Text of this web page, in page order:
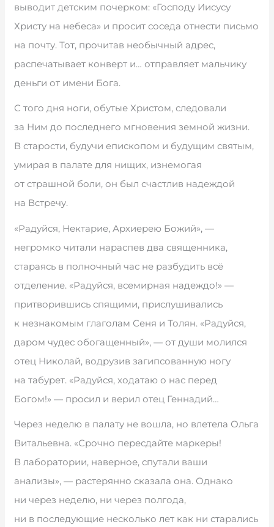
выводит детским почерком: «Господу Иисусу
Христу на небеса» и просит соседа отнести письмо
на почту. Тот, прочитав необычный адрес,
распечатывает конверт и… отправляет мальчику
деньги от имени Бога.
С того дня ноги, обутые Христом, следовали
за Ним до последнего мгновения земной жизни.
В старости, будучи епископом и будущим святым,
умирая в палате для нищих, изнемогая
от страшной боли, он был счастлив надеждой
на Встречу.
«Радуйся, Нектарие, Архиерею Божий», —
негромко читали нараспев два священника,
стараясь в полночный час не разбудить всё
отделение. «Радуйся, всемирная надеждо!» —
притворившись спящими, прислушивались
к незнакомым глаголам Сеня и Толян. «Радуйся,
даром чудес обогащенный», — от души молился
отец Николай, водрузив загипсованную ногу
на табурет. «Радуйся, ходатаю о нас перед
Богом!» — просил и верил отец Геннадий…
Через неделю в палату не вошла, но влетела Ольга
Витальевна. «Срочно пересдайте маркеры!
В лаборатории, наверное, спутали ваши
анализы», — растерянно сказала она. Однако
ни через неделю, ни через полгода,
ни в последующие несколько лет как ни старались